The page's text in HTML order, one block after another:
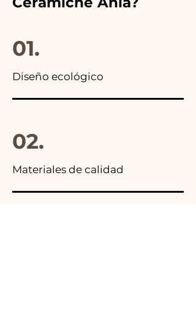
encontrarás la foto del
01.
Diseño ecológico
02.
Materiales de calidad